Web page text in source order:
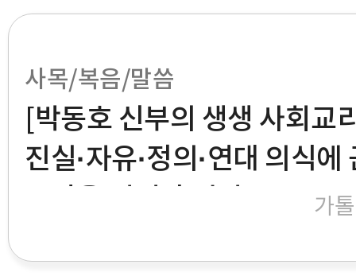
사목/복음/말씀
[박동호 신부의 생생 사회교
진실·자유·정의·연대 의식
가